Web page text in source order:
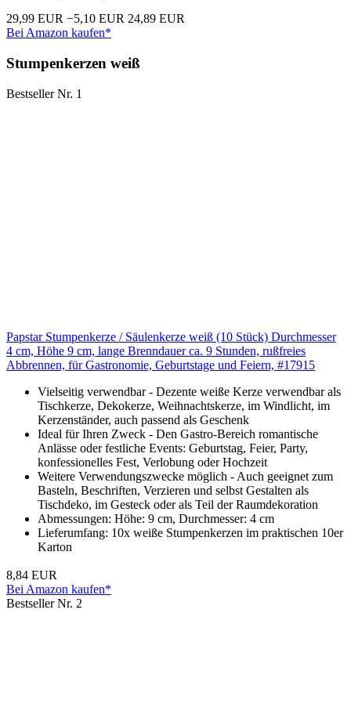
29,99 EUR −5,10 EUR 24,89 EUR
Bei Amazon kaufen*
Stumpenkerzen weiß
Bestseller Nr. 1
Papstar Stumpenkerze / Säulenkerze weiß (10 Stück) Durchmesser
4 cm, Höhe 9 cm, lange Brenndauer ca. 9 Stunden, rußfreies
Abbrennen, für Gastronomie, Geburtstage und Feiern, #17915
Vielseitig verwendbar - Dezente weiße Kerze verwendbar als
Tischkerze, Dekokerze, Weihnachtskerze, im Windlicht, im
Kerzenständer, auch passend als Geschenk
Ideal für Ihren Zweck - Den Gastro-Bereich romantische
Anlässe oder festliche Events: Geburtstag, Feier, Party,
konfessionelles Fest, Verlobung oder Hochzeit
Weitere Verwendungszwecke möglich - Auch geeignet zum
Basteln, Beschriften, Verzieren und selbst Gestalten als
Tischdeko, im Gesteck oder als Teil der Raumdekoration
Abmessungen: Höhe: 9 cm, Durchmesser: 4 cm
Lieferumfang: 10x weiße Stumpenkerzen im praktischen 10er
Karton
8,84 EUR
Bei Amazon kaufen*
Bestseller Nr. 2